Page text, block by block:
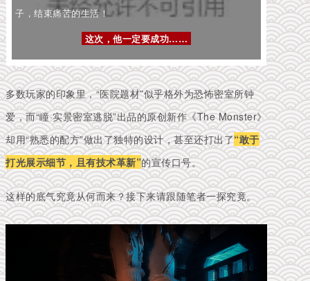
子，结束痛苦的生活！
这次，他一定要成功……
多数玩家的印象里，“医院题材”似乎格外为恐怖密室所钟
爱，而“瞳·实景密室逃脱”出品的原创新作《The Monster》
却用“熟悉的配方”做出了独特的设计，甚至还打出了“敢于
打光展示细节，且有技术革新”的宣传口号。
这样的底气究竟从何而来？接下来请跟随笔者一探究竟。